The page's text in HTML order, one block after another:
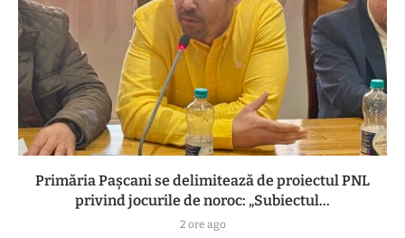
Primăria Pașcani se delimitează de proiectul PNL
privind jocurile de noroc: „Subiectul...
2 ore ago